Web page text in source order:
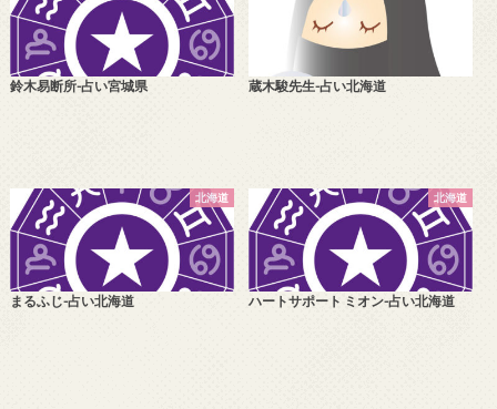
鈴木易断所-占い宮城県 蔵木駿先生-占い北海道
北海道
まるふじ-占い北海道
北海道
ハートサポート ミオン-占い北海道